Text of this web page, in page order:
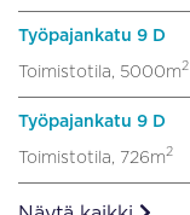
Työpajankatu 9 D
Toimistotila, 5000m2
Työpajankatu 9 D
Toimistotila, 726m2